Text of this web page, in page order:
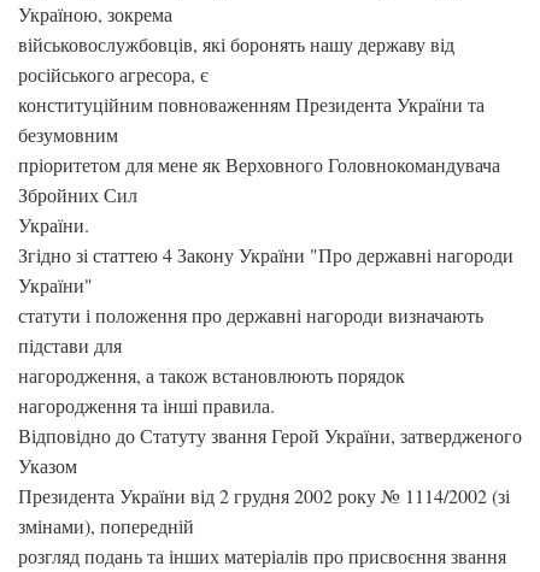
Україною, зокрема
військовослужбовців, які боронять нашу державу від
російського агресора, є
конституційним повноваженням Президента України та
безумовним
пріоритетом для мене як Верховного Головнокомандувача
Збройних Сил
України.
Згідно зі статтею 4 Закону України "Про державні нагороди
України"
статути і положення про державні нагороди визначають
підстави для
нагородження, а також встановлюють порядок
нагородження та інші правила.
Відповідно до Статуту звання Герой України, затвердженого
Указом
Президента України від 2 грудня 2002 року № 1114/2002 (зі
змінами), попередній
розгляд подань та інших матеріалів про присвоєння звання